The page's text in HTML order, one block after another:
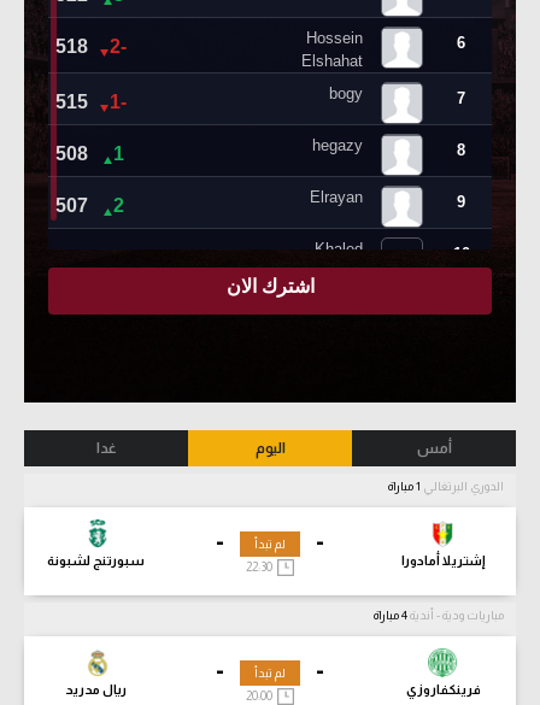
أمس اليوم غدا
الدوري البرتغالي
-
إشتريلا أمادورا
-
سبورتنج لشبونة
لم تبدأ
مباريات ودية - أندية
-
فرينكفاروزي
-
ريال مدريد
لم تبدأ